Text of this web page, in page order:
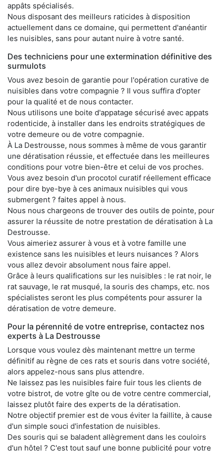
appâts spécialisés.
Nous disposant des meilleurs raticides à disposition
actuellement dans ce domaine, qui permettent d'anéantir
les nuisibles, sans pour autant nuire à votre santé.
Des techniciens pour une extermination définitive des
surmulots
Vous avez besoin de garantie pour l'opération curative de
nuisibles dans votre compagnie ? Il vous suffira d'opter
pour la qualité et de nous contacter.
Nous utilisons une boite d'appatage sécurisé avec appats
rodenticide, à installer dans les endroits stratégiques de
votre demeure ou de votre compagnie.
À La Destrousse, nous sommes à même de vous garantir
une dératisation réussie, et effectuée dans les meilleures
conditions pour votre bien-être et celui de vos proches.
Vous avez besoin d'un procotol curatif réellement efficace
pour dire bye-bye à ces animaux nuisibles qui vous
submergent ? faites appel à nous.
Nous nous chargeons de trouver des outils de pointe, pour
assurer la réussite de notre prestation de dératisation à La
Destrousse.
Vous aimeriez assurer à vous et à votre famille une
existence sans les nuisibles et leurs nuisances ? Alors
vous allez devoir absolument nous faire appel.
Grâce à leurs qualifications sur les nuisibles : le rat noir, le
rat sauvage, le rat musqué, la souris des champs, etc. nos
spécialistes seront les plus compétents pour assurer la
dératisation de votre demeure.
Pour la pérennité de votre entreprise, contactez nos
experts à La Destrousse
Lorsque vous voulez dès maintenant mettre un terme
définitif au règne de ces rats et souris dans votre société,
alors appelez-nous sans plus attendre.
Ne laissez pas les nuisibles faire fuir tous les clients de
votre bistrot, de votre gîte ou de votre centre commercial,
laissez plutôt faire des experts de la dératisation.
Notre objectif premier est de vous éviter la faillite, à cause
d'un simple souci d'infestation de nuisibles.
Des souris qui se baladent allègrement dans les couloirs
d'un hôtel ? C'est tout sauf une bonne publicité pour votre